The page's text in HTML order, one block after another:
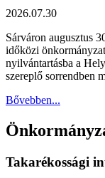
2026.07.30
Sárváron augusztus
időközi
nyilvántartásba a
szereplő sorrendben
Bővebben...
Takarékossági